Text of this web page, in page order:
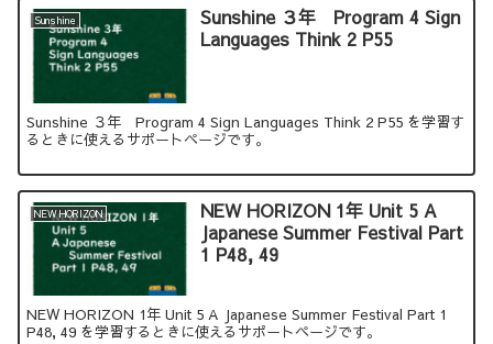
Sunshine
Sunshine ３年 Program 4 Sign
Languages Think 2 P55
Sunshine ３年 Program 4 Sign Languages Think 2 P55 を学習す
るときに使えるサポートページです。
NEW HORIZON
NEW HORIZON 1年 Unit 5 A
Japanese Summer Festival Part
1 P48, 49
NEW HORIZON 1年 Unit 5 A Japanese Summer Festival Part 1
P48, 49 を学習するときに使えるサポートページです。